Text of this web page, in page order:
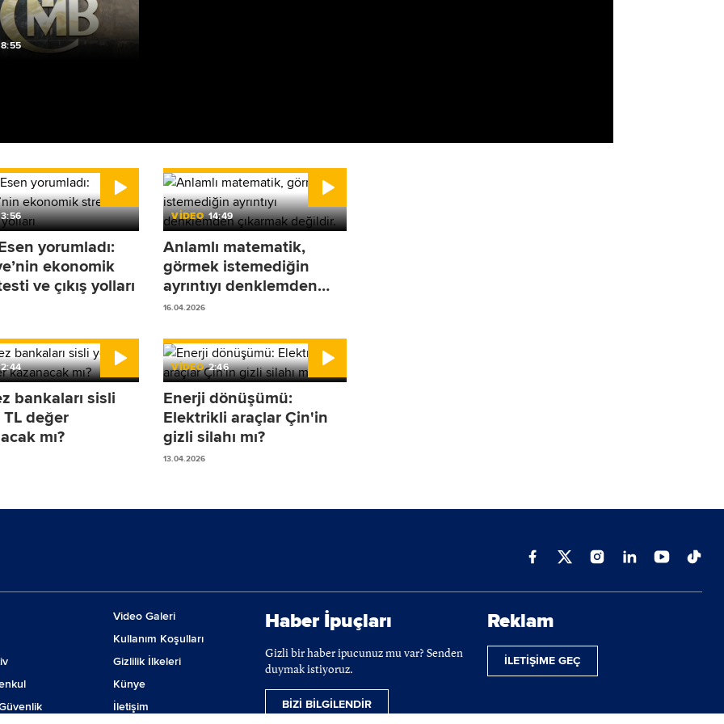
8:55
3:56
yorumladı:
ekonomik
ve çıkış yolları
VİDEO 14:49
Anlamlı matematik,
görmek istemediğin
ayrıntıyı denklemden
çıkarmak değildir.
16.04.2026
2:44
bankaları sisli
değer
mı?
VİDEO 2:46
Enerji dönüşümü:
Elektrikli araçlar Çin'in
gizli silahı mı?
13.04.2026
Video Galeri
Kullanım Koşulları
Gizlilik İlkeleri
Künye
İletişim
Haber İpuçları
Gizli bir haber ipucunuz mu var? Senden
duymak istiyoruz.
BİZİ BİLGİLENDİR
Reklam
İLETİŞİME GEÇ